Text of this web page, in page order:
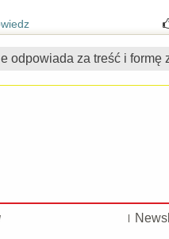
odpowiada za treść i